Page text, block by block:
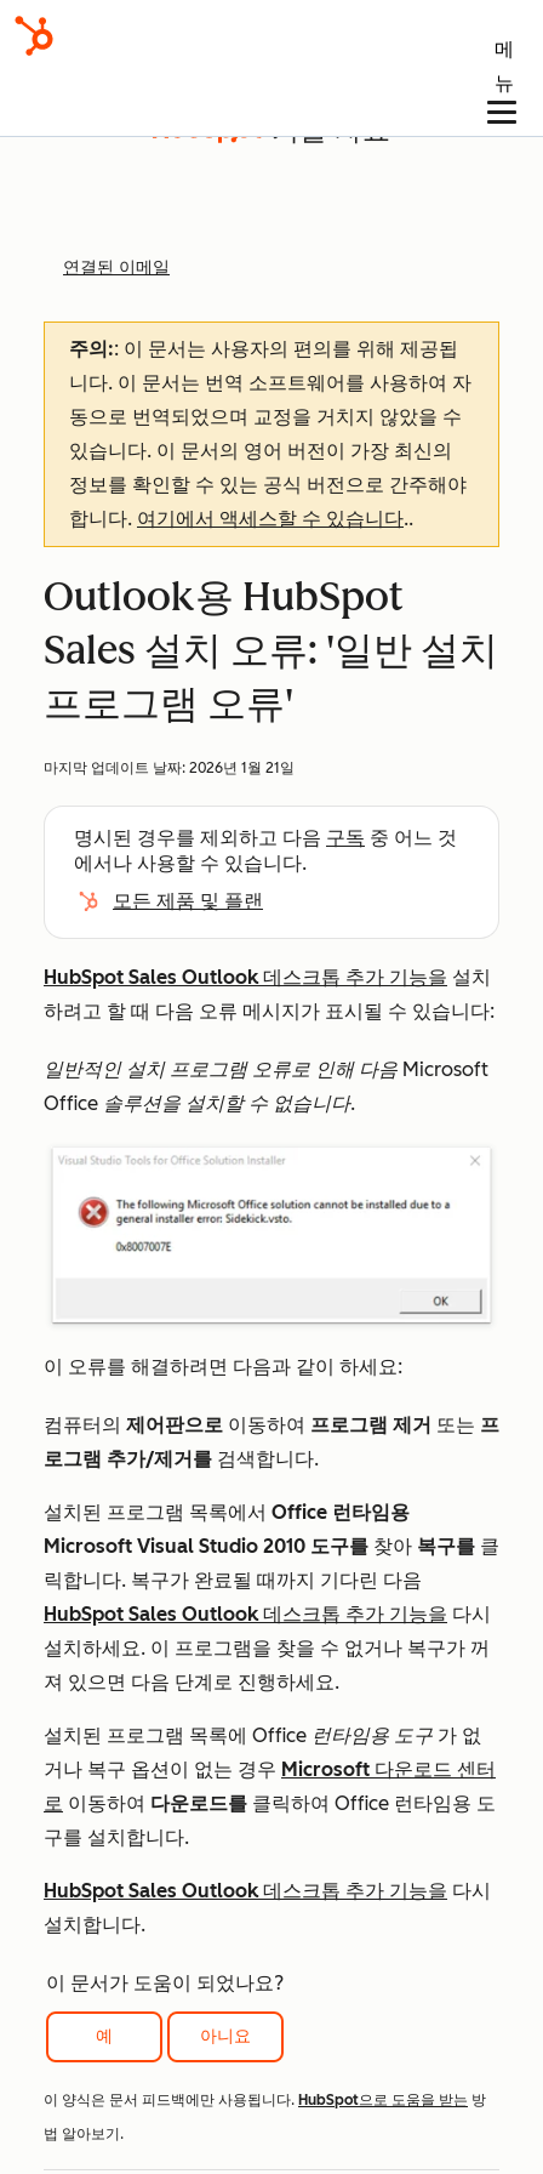
메
뉴
기술 자료
연결된 이메일
주의:: 이 문서는 사용자의 편의를 위해 제공됩
니다. 이 문서는 번역 소프트웨어를 사용하여 자
동으로 번역되었으며 교정을 거치지 않았을 수
있습니다. 이 문서의 영어 버전이 가장 최신의
정보를 확인할 수 있는 공식 버전으로 간주해야
합니다. 여기에서 액세스할 수 있습니다..
Outlook용 HubSpot
Sales 설치 오류: '일반 설치
프로그램 오류'
마지막 업데이트 날짜: 2026년 1월 21일
명시된 경우를 제외하고 다음 구독 중 어느 것
에서나 사용할 수 있습니다.
모든 제품 및 플랜
HubSpot Sales Outlook 데스크톱 추가 기능을 설치
하려고 할 때 다음 오류 메시지가 표시될 수 있습니다:
일반적인 설치 프로그램 오류로 인해 다음 Microsoft
Office 솔루션을 설치할 수 없습니다.
이 오류를 해결하려면 다음과 같이 하세요:
컴퓨터의 제어판으로 이동하여 프로그램 제거 또는 프
로그램 추가/제거를 검색합니다.
설치된 프로그램 목록에서 Office 런타임용
Microsoft Visual Studio 2010 도구를 찾아 복구를 클
릭합니다. 복구가 완료될 때까지 기다린 다음
HubSpot Sales Outlook 데스크톱 추가 기능을 다시
설치하세요. 이 프로그램을 찾을 수 없거나 복구가 꺼
져 있으면 다음 단계로 진행하세요.
설치된 프로그램 목록에 Office 런타임용 도구 가 없
거나 복구 옵션이 없는 경우 Microsoft 다운로드 센터
로 이동하여 다운로드를 클릭하여 Office 런타임용 도
구를 설치합니다.
HubSpot Sales Outlook 데스크톱 추가 기능을 다시
설치합니다.
이 문서가 도움이 되었나요?
예 아니요
이 양식은 문서 피드백에만 사용됩니다. HubSpot으로 도움을 받는 방
법 알아보기.